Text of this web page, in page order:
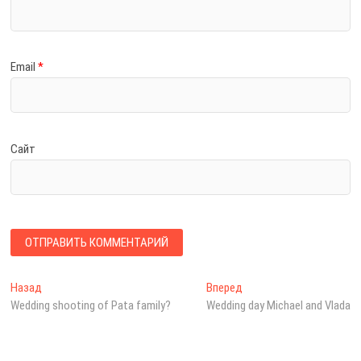
Email*
Сайт
Н
а
Назад
р
Wedding shooting of Pata family?
Вперед
л
Wedding day Michael and Vlada